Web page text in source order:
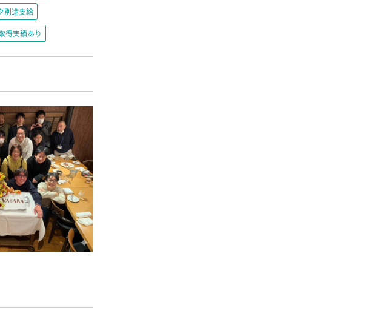
別途支給
得実績あり